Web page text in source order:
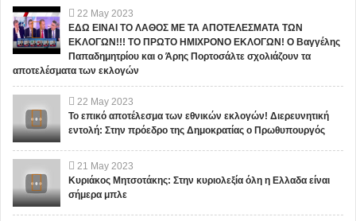
22 May 2023
ΕΔΩ ΕΙΝΑΙ ΤΟ ΛΑΘΟΣ ΜΕ ΤΑ ΑΠΟΤΕΛΕΣΜΑΤΑ ΤΩΝ
ΕΚΛΟΓΩΝ!!! ΤΟ ΠΡΩΤΟ ΗΜΙΧΡΟΝΟ ΕΚΛΟΓΩΝ! Ο Βαγγέλης
Παπαδημητρίου και ο Άρης Πορτοσάλτε σχολιάζουν τα
αποτελέσματα των εκλογών
22 May 2023
Το επικό αποτέλεσμα των εθνικών εκλογών! Διερευνητική
εντολή: Στην πρόεδρο της Δημοκρατίας ο Πρωθυπουργός
21 May 2023
Κυριάκος Μητσοτάκης: Στην κυριολεξία όλη η Ελλαδα είναι
σήμερα μπλε